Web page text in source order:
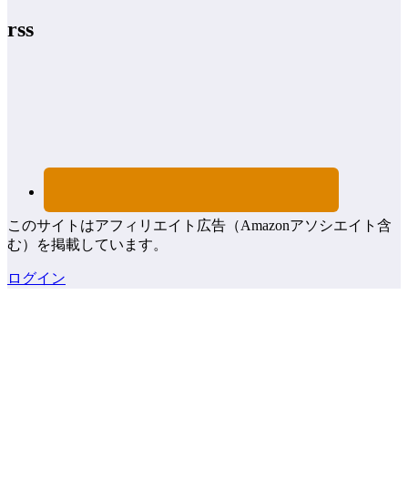
rss
このサイトはアフィリエイト広告（Amazonアソシエイト含
む）を掲載しています。
ログイン